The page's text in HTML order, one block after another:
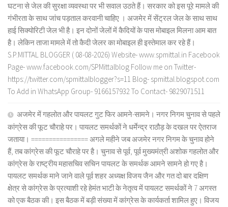
घटना से जेल की सुरक्षा व्यवस्था पर भी सवाल उठते हैं। सरकार को इस पूरे मामले की
गंभीरता के साथ जांच पड़ताल करवानी चाहिए । अजमेर में सेंट्रल जेल के साथ साथ
हाई सिक्योरिटी जेल भी है। इन दोनों जेलों में कैदियों के पास मोबाइल मिलना आम बात
है। लेकिन ताजा मामले में तो कैदी जेलर का मोबाइल ही इस्तेमाल कर रहे हैं।
S.P.MITTAL BLOGGER ( 08-08-2026) Website- www.spmittal.in Facebook
Page- www.facebook.com/SPMittalblog Follow me on Twitter-
https://twitter.com/spmittalblogger?s=11 Blog- spmittal.blogspot.com
To Add in WhatsApp Group- 9166157932 To Contact- 9829071511
अजमेर में गहलोत और पायलट गुट फिर आमने-सामने। नगर निगम चुनाव से पहले
कांग्रेस की फूट चौराहे पर। पायलट समर्थकों ने धर्मेन्द्र राठौड़ के दखल पर ऐतराज
जताया। ================ अगले महीने जब अजमेर नगर निगम के चुनाव होने
हैं, तब कांग्रेस की फूट चौराहे पर है। चुनाव से पूर्व, पूर्व मुख्यमंत्री अशोक गहलोत और
कांग्रेस के राष्ट्रीय महासचिव सचिन पायलट के समर्थक आमने सामने हो गए है।
पायलट समर्थक माने जाने वाले पूर्व शहर अध्यक्ष विजय जैन और गत दो बार दक्षिण
क्षेत्र से कांग्रेस के प्रत्याशी रहे हेमंत भाटी के नेतृत्व में पायलट समर्थकों ने 7 अगस्त
को एक बैठक की। इस बैठक में बड़ी संख्या में कांग्रेस के कार्यकर्ता शामिल हुए। विजय